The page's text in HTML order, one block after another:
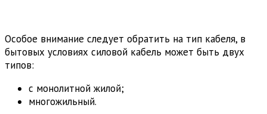
Особое внимание следует обратить на тип кабеля, в
бытовых условиях силовой кабель может быть двух
типов:
с монолитной жилой;
многожильный.